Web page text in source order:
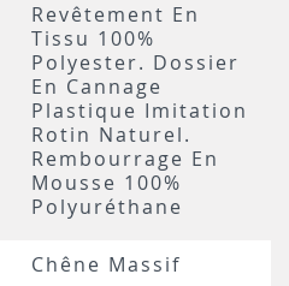
Revêtement En
Tissu 100%
Polyester. Dossier
En Cannage
Plastique Imitation
Rotin Naturel.
Rembourrage En
Mousse 100%
Polyuréthane
Chêne Massif